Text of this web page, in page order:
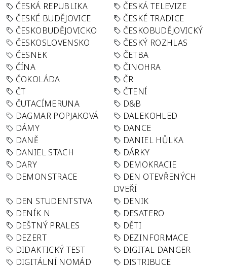
ČESKÁ REPUBLIKA
ČESKÁ TELEVIZE
ČESKÉ BUDĚJOVICE
ČESKÉ TRADICE
ČESKOBUDĚJOVICKO
ČESKOBUDĚJOVICKÝ
ČESKOSLOVENSKO
ČESKÝ ROZHLAS
ČESNEK
ČETBA
ČÍNA
ČINOHRA
ČOKOLÁDA
ČR
ČT
ČTENÍ
ČUTACÍMERUNA
D&B
DAGMAR POPJAKOVÁ
DALEKOHLED
DÁMY
DANCE
DANĚ
DANIEL HŮLKA
DANIEL STACH
DÁRKY
DARY
DEMOKRACIE
DEMONSTRACE
DEN OTEVŘENÝCH
DVEŘÍ
DEN STUDENTSTVA
DENIK
DENÍK N
DESATERO
DEŠTNÝ PRALES
DĚTI
DEZERT
DEZINFORMACE
DIDAKTICKÝ TEST
DIGITAL DANGER
DIGITÁLNÍ NOMÁD
DISTRIBUCE